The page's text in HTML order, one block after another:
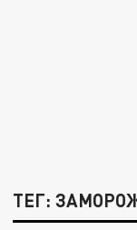
ТЕГ: